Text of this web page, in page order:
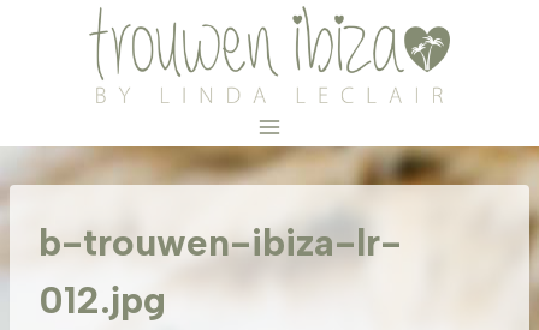
b-trouwen-ibiza-lr-
012.jpg